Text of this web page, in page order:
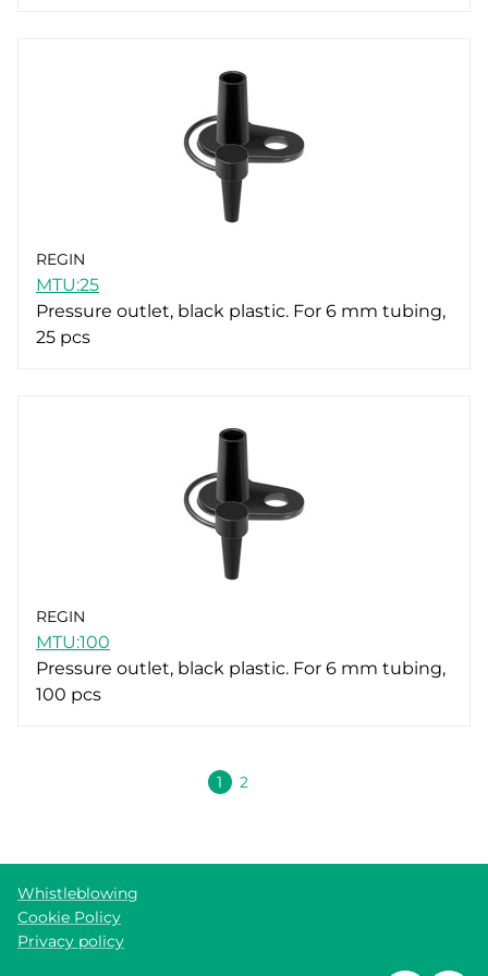
REGIN
MTU:25
Pressure outlet, black plastic. For 6 mm tubing,
25 pcs
REGIN
MTU:100
Pressure outlet, black plastic. For 6 mm tubing,
100 pcs
1 2
Whistleblowing
Cookie Policy
Privacy policy